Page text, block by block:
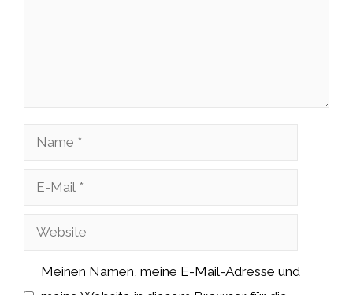
Name
Website
Meinen Namen, meine E-Mail-Adresse und